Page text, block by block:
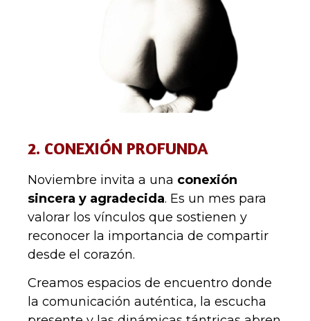
2. CONEXIÓN PROFUNDA
Noviembre invita a una conexión
sincera y agradecida. Es un mes para
valorar los vínculos que sostienen y
reconocer la importancia de compartir
desde el corazón.
Creamos espacios de encuentro donde
la comunicación auténtica, la escucha